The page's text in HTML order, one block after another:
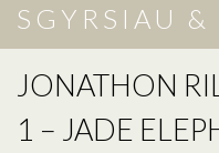
SGYRSIAU &
JONATHON
1 – JADE